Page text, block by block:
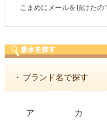
商品が早く届いたので
・ ブランド名で探す
ア カ